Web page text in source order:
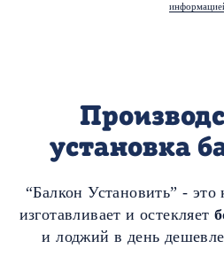
установка
“Балкон Установить” - это
изготавливает и остекляет
и лоджий в день